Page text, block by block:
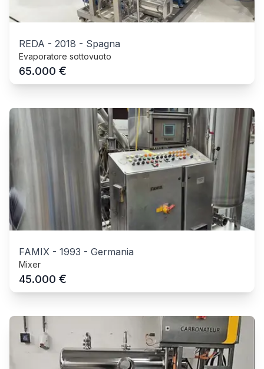
REDA - 2018 - Spagna
Evaporatore sottovuoto
65.000 €
FAMIX - 1993 - Germania
Mixer
45.000 €